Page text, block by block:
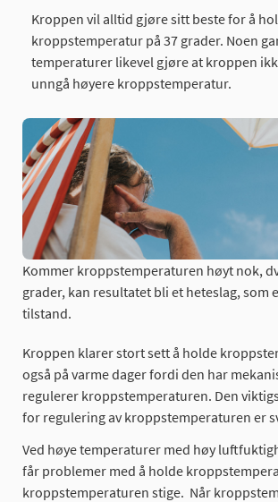
Kroppen vil alltid gjøre sitt beste for å
kroppstemperatur på 37 grader. Noen
temperaturer likevel gjøre at kroppen
unngå høyere kroppstemperatur.
Kommer kroppstemperaturen høyt nok,
grader, kan resultatet bli et heteslag, som
tilstand.
Kroppen klarer stort sett å holde
også på varme dager fordi den har
regulerer kroppstemperaturen. Den
for regulering av kroppstemperaturen er
Ved høye temperaturer med høy
får problemer med å holde
kroppstemperaturen stige. Når